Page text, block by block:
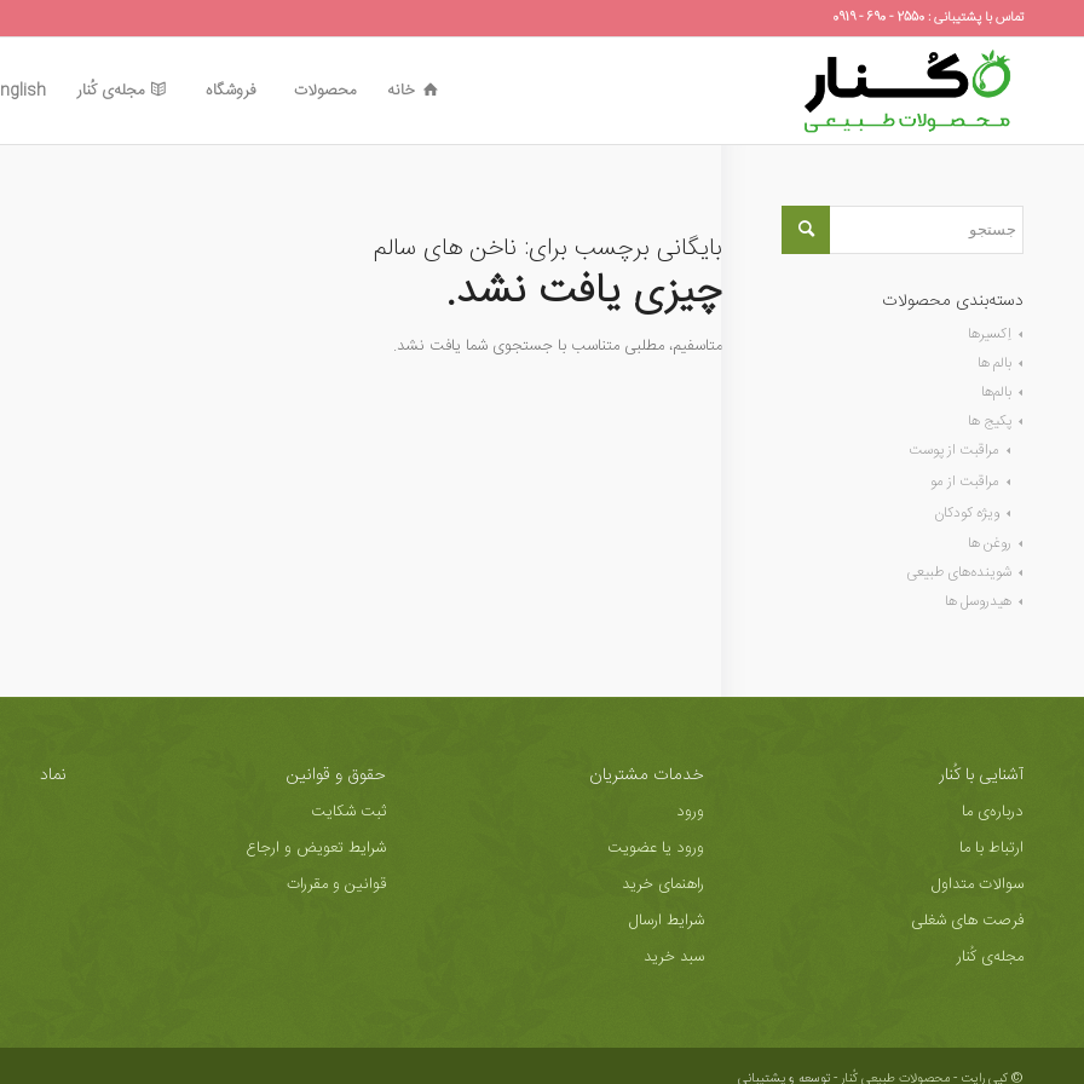
تماس با پشتیبانی : 2550 - 690 - 0919
خانه محصولات فروشگاه مجله‌ی کُنار
بایگانی برچسب برای: ناخن های سالم
چیزی یافت نشد.
متاسفیم، مطلبی متناسب با جستجوی شما یافت نشد.
دسته‌بندی محصولات
اِکسیرها
بالم ها
بالم‌ها
پکیج ها
مراقبت از پوست
مراقبت از مو
ویژه کودکان
روغن ها
شوینده‌های طبیعی
هیدروسل ها
آشنایی با کُنار
درباره‌ی ما
ارتباط با ما
سوالات متداول
فرصت های شغلی
مجله‌ی کُنار
خدمات مشتریان
ورود
ورود یا عضویت
راهنمای خرید
شرایط ارسال
سبد خرید
حقوق و قوانین
ثبت شکایت
شرایط تعویض و ارجاع
قوانین و مقررات
نماد
© کپی رایت - محصولات طبیعی کُنار -توسعه و پشتیبانی